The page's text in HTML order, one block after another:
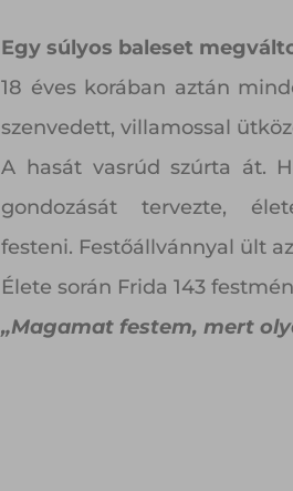
Egy súlyos baleset
18 éves korában aztán
szenvedett, villamossal
A hasát vasrúd szúrta át.
gondozását tervezte,
festeni. Festőállvánnyal ült
Élete során Frida 143
„Magamat festem, mert